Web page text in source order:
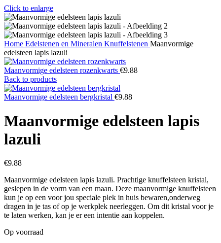
Click to enlarge
Home Edelstenen en Mineralen Knuffelstenen Maanvormige
edelsteen lapis lazuli
Maanvormige edelsteen rozenkwarts €9.88
Back to products
Maanvormige edelsteen bergkristal €9.88
Maanvormige edelsteen lapis
lazuli
€9.88
Maanvormige edelsteen lapis lazuli. Prachtige knuffelsteen kristal,
geslepen in de vorm van een maan. Deze maanvormige knuffelsteen
kun je op een voor jou speciale plek in huis bewaren,onderweg
dragen in je tas of op je werkplek neerleggen. Om dit kristal voor je
te laten werken, kan je er een intentie aan koppelen.
Op voorraad